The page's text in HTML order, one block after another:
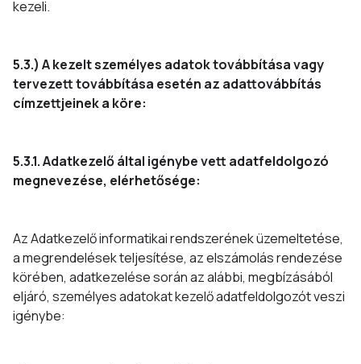
kezeli.
5.3.) A kezelt személyes adatok továbbítása vagy
tervezett továbbítása esetén az adattovábbítás
címzettjeinek a köre:
5.3.1. Adatkezelő által igénybe vett adatfeldolgozó
megnevezése, elérhetősége:
Az Adatkezelő informatikai rendszerének üzemeltetése,
a megrendelések teljesítése, az elszámolás rendezése
körében, adatkezelése során az alábbi, megbízásából
eljáró, személyes adatokat kezelő adatfeldolgozót veszi
igénybe: